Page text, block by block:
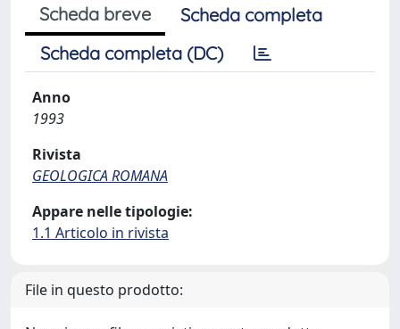
Scheda breve
Scheda completa
Scheda completa (DC)
Anno
1993
Rivista
GEOLOGICA ROMANA
Appare nelle tipologie:
1.1 Articolo in rivista
File in questo prodotto: